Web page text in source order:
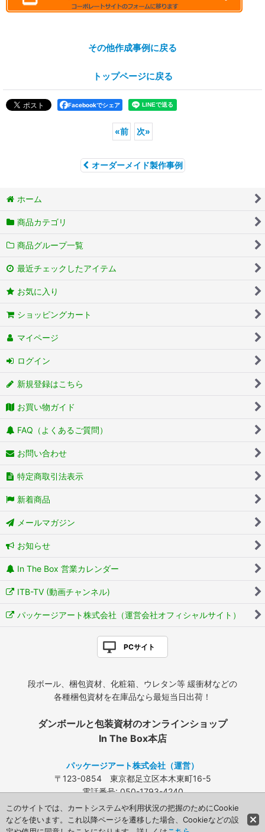
その他作成事例に戻る
トップページに戻る
Facebookでシェア
«前 次»
オーダーメイド製作事例
ホーム
商品カテゴリ
商品グループ一覧
最近チェックしたアイテム
お気に入り
ショッピングカート
マイページ
ログイン
新規登録はこちら
お買い物ガイド
FAQ（よくあるご質問）
お問い合わせ
特定商取引法表示
新着商品
メールマガジン
お知らせ
In The Box 営業カレンダー
ITB-TV (動画チャンネル)
パッケージアート株式会社（運営会社オフィシャルサイト）
PCサイト
段ボール、梱包資材、化粧箱、ウレタン等 緩衝材などの
各種梱包資材を在庫品なら最短当日出荷！
ダンボールと包装資材のオンラインショップ
In The Box本店
パッケージアート株式会社（運営）
〒123-0854 東京都足立区本木東町16-5
電話番号: 050-1793-4240
FAX: 03-3840-4424
メールアドレス:info@packageart.co.jp
このサイトでは、カートシステムや利用状況の把握のためにCookie
などを使います。これ以降ページを遷移した場合、Cookieなどの設